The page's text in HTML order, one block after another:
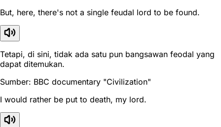
But, here, there's not a single feudal lord to be found.
Tetapi, di sini, tidak ada satu pun bangsawan feodal yang
dapat ditemukan.
Sumber: BBC documentary "Civilization"
I would rather be put to death, my lord.